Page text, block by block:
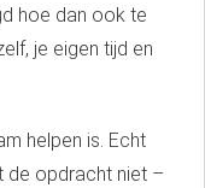
hoe dan ook te
je eigen tijd en
helpen is. Echt
de opdracht niet –